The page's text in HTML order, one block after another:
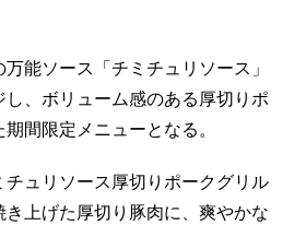
能ソース「チミチュリソース」
、ボリューム感のある厚切りポ
間限定メニューとなる。
ュリソース厚切りポークグリル
上げた厚切り豚肉に、爽やかな